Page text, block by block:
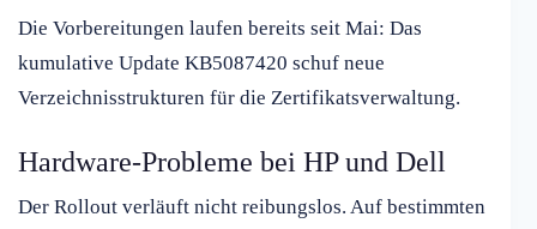
Die Vorbereitungen laufen bereits seit Mai: Das
kumulative Update KB5087420 schuf neue
Verzeichnisstrukturen für die Zertifikatsverwaltung.
Hardware-Probleme bei HP und Dell
Der Rollout verläuft nicht reibungslos. Auf bestimmten